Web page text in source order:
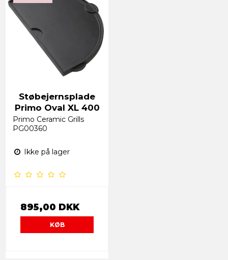
Støbejernsplade
Primo Oval XL 400
Primo Ceramic Grills
PG00360
Ikke på lager
895,00 DKK
KØB